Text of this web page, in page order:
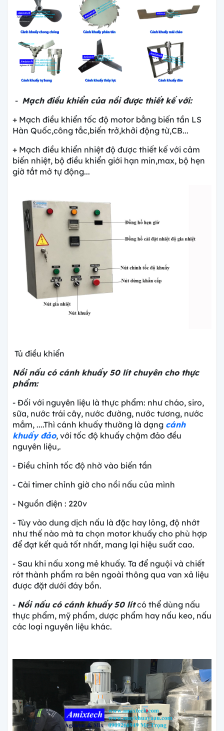
- Mạch điều khiển của nồi được thiết kế với:
+ Mạch điều khiển tốc độ motor bằng biến tần LS
Hàn Quốc,công tắc,biến trở,khởi động từ,CB...
+ Mạch điều khiển nhiệt độ được thiết kế với cảm
biến nhiệt, bộ điều khiển giới hạn min,max, bộ hẹn
giờ tắt mở tự động...
Tủ điều khiển
Nồi nấu có cánh khuấy 50 lít chuyên cho thực
phẩm:
- Đối với nguyên liệu là thực phẩm: như cháo, siro,
sữa, nước trái cây, nước đường, nước tương, nước
mắm, ....Thì cánh khuấy thường là dạng cánh
khuấy đảo, với tốc độ khuấy chậm đảo đều
nguyên liệu,.
- Điều chỉnh tốc độ nhờ vào biến tần
- Cài timer chỉnh giờ cho nồi nấu của mình
- Nguồn điện : 220v
- Tùy vào dung dịch nấu là đặc hay lỏng, độ nhớt
như thế nào mà ta chọn motor khuấy cho phù hợp
để đạt kết quả tốt nhất, mang lại hiệu suất cao.
- Sau khi nấu xong mẻ khuấy. Ta để nguội và chiết
rót thành phẩm ra bên ngoài thông qua van xả liệu
được đặt dưới đáy bồn.
- Nồi nấu có cánh khuấy 50 lít có thể dùng nấu
thực phẩm, mỹ phẩm, dược phẩm hay nấu keo, nấu
các loại nguyên liệu khác.